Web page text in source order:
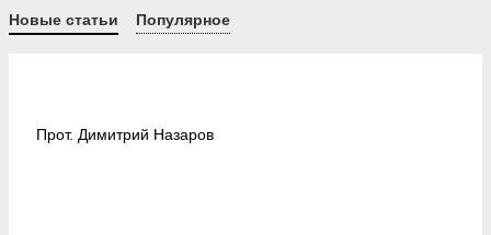
Новые статьи Популярное
Прот. Димитрий Назаров